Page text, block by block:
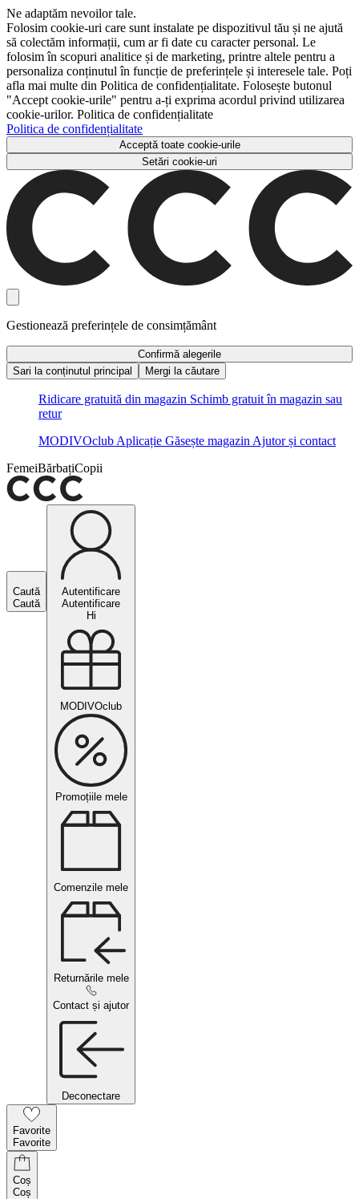
Ne adaptăm nevoilor tale.
Folosim cookie-uri care sunt instalate pe dispozitivul tău și ne ajută
să colectăm informații, cum ar fi date cu caracter personal. Le
folosim în scopuri analitice și de marketing, printre altele pentru a
personaliza conținutul în funcție de preferințele și interesele tale. Poți
afla mai multe din Politica de confidențialitate. Folosește butonul
"Accept cookie-urile" pentru a-ți exprima acordul privind utilizarea
cookie-urilor. Politica de confidențialitate
Politica de confidențialitate
Acceptă toate cookie-urile
Setări cookie-uri
Gestionează preferințele de consimțământ
Confirmă alegerile
Sari la conținutul principal
Mergi la căutare
Ridicare gratuită din magazin Schimb gratuit în magazin sau
retur
MODIVOclub Aplicație Găsește magazin Ajutor și contact
FemeiBărbațiCopii
Caută
Caută
Autentificare
Autentificare
Hi
MODIVOclub
Promoțiile mele
Comenzile mele
Returnările mele
Contact și ajutor
Deconectare
Favorite
Favorite
Coș
Coș